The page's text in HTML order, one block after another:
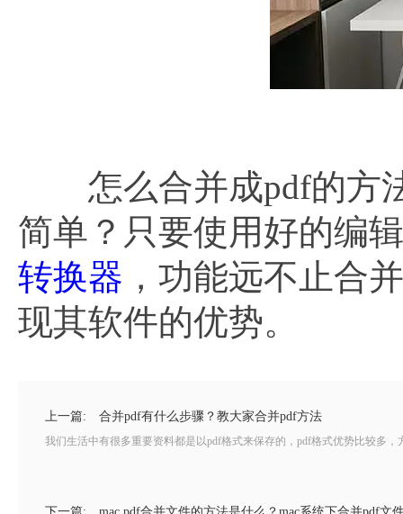
怎么合并成pdf的方法
简单？只要使用好的编
转换器 ，功能远不止合
现其软件的优势。
上一篇: 合并pdf有什么步骤？教大家合并pdf方法
我们生活中有很多重要资料都是以pdf格式来保存的，pdf格式优势比较多